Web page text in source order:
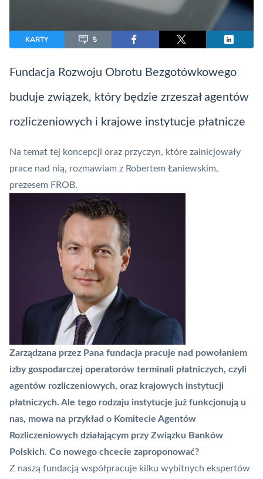
KARTY 5
Fundacja Rozwoju Obrotu Bezgotówkowego
buduje związek, który będzie zrzeszał agentów
rozliczeniowych i krajowe instytucje płatnicze
Na temat tej koncepcji oraz przyczyn, które zainicjowały
prace nad nią, rozmawiam z Robertem Łaniewskim,
prezesem FROB.
Zarządzana przez Pana fundacja pracuje nad powołaniem
izby gospodarczej operatorów terminali płatniczych, czyli
agentów rozliczeniowych, oraz krajowych instytucji
płatniczych. Ale tego rodzaju instytucje już funkcjonują u
nas, mowa na przykład o Komitecie Agentów
Rozliczeniowych działającym przy Związku Banków
Polskich. Co nowego chcecie zaproponować?
Z naszą fundacją współpracuje kilku wybitnych ekspertów